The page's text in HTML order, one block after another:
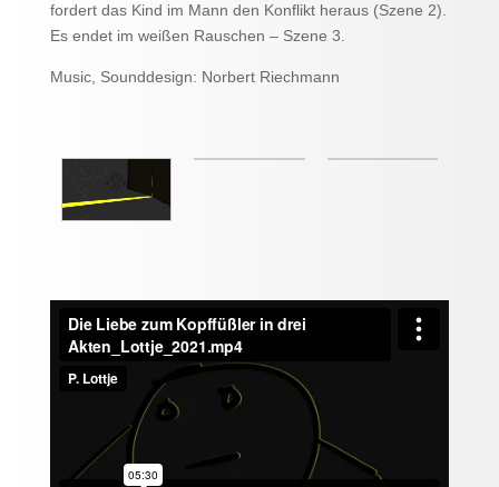
fordert das Kind im Mann den Konflikt heraus (Szene 2).
Es endet im weißen Rauschen – Szene 3.
Music, Sounddesign: Norbert Riechmann